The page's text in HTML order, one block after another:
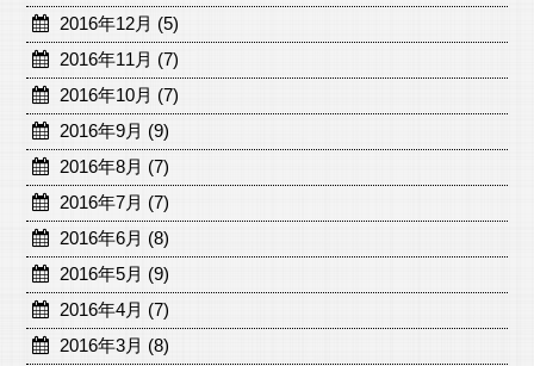
2016年12月 (5)
2016年11月 (7)
2016年10月 (7)
2016年9月 (9)
2016年8月 (7)
2016年7月 (7)
2016年6月 (8)
2016年5月 (9)
2016年4月 (7)
2016年3月 (8)